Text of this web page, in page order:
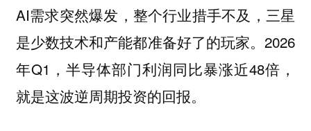
AI需求突然爆发，整个行业措手不及，三星
是少数技术和产能都准备好了的玩家。2026
年Q1，半导体部门利润同比暴涨近48倍，
就是这波逆周期投资的回报。